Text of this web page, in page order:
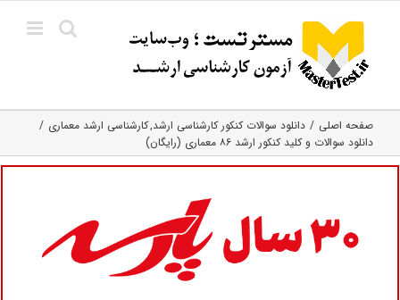
content
صفحه اصلی دانلود سوالات کنکور کارشناسی ارشد کارشناسی ارشد معماری
دانلود سوالات و کلید کنکور ارشد ۸۶ معماری (رایگان)